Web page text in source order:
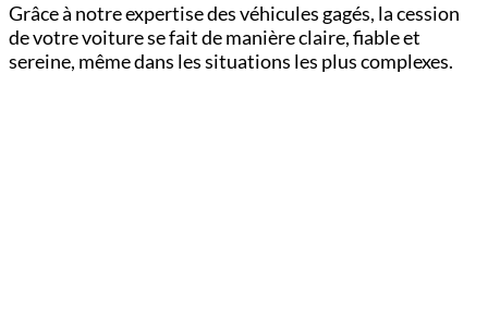
Grâce à notre expertise des véhicules gagés, la cession
de votre voiture se fait de manière claire, fiable et
sereine, même dans les situations les plus complexes.